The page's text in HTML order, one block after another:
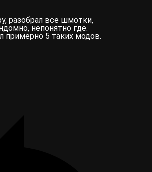
разобрал все шмотки,
непонятно где.
примерно 5 таких модов.